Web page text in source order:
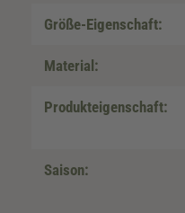
Größe-Eigenschaft:
Material:
Produkteigenschaft:
Saison: